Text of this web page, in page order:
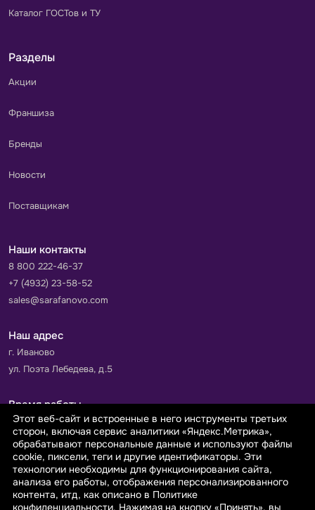
Каталог ГОСТов и ТУ
Разделы
Акции
Франшиза
Бренды
Новости
Поставщикам
Наши контакты
8 800 222-46-37
+7 (4932) 23-58-52
sales@sarafanovo.com
Наш адрес
г. Иваново
ул. Поэта Лебедева, д.5
Время работы
Пн-Пт с 9.00 до 18.00
Сб-Вс: выходной
Принимаем к оплате
Этот веб-сайт и встроенные в него инструменты третьих
сторон, включая сервис аналитики «Яндекс.Метрика»,
обрабатывают персональные данные и используют файлы
cookie, пиксели, теги и другие идентификаторы. Эти
технологии необходимы для функционирования сайта,
анализа его работы, отображения персонализированного
контента, итд, как описано в Политике
конфиденциальности. Нажимая на кнопку «Принять», вы